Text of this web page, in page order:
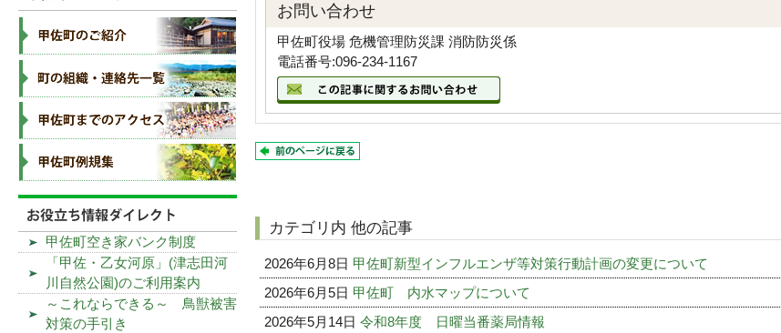
お問い合わせ
甲佐町役場 危機管理防災課 消防防災係
電話番号:096-234-1167
カテゴリ内 他の記事
2026年6月8日 甲佐町新型インフルエンザ等対策行動計画の変更について
2026年6月5日 甲佐町 内水マップについて
2026年5月14日 令和8年度 日曜当番薬局情報
甲佐町空き家バンク制度
「甲佐・乙女河原」(津志田河
川自然公園)のご利用案内
～これならできる～ 鳥獣被害
対策の手引き